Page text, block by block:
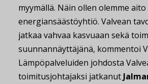
myymällä. Näin ollen olemme aito
energiansäästöyhtiö. Valvean
jatkaa vahvaa kasvuaan sekä
suunnannäyttäjänä, kommentoi
Lämpöpalveluiden johdosta
toimitusjohtajaksi jatkanut